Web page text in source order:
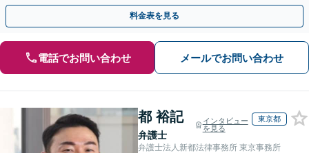
親身に対応します【夜間・休日面談】【初回相談無料】
料金表を見る
電話でお問い合わせ メールでお問い合わせ
都 裕記
弁護士
インタビュー
を見る
東京都
弁護士法人新都法律事務所 東京事務所